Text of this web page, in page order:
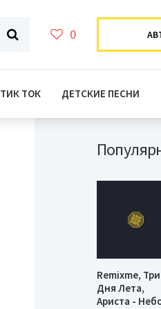
0
ТИК ТОК ДЕТСКИЕ ПЕСНИ
Remixme, Три
Дня Лета,
Ариста -